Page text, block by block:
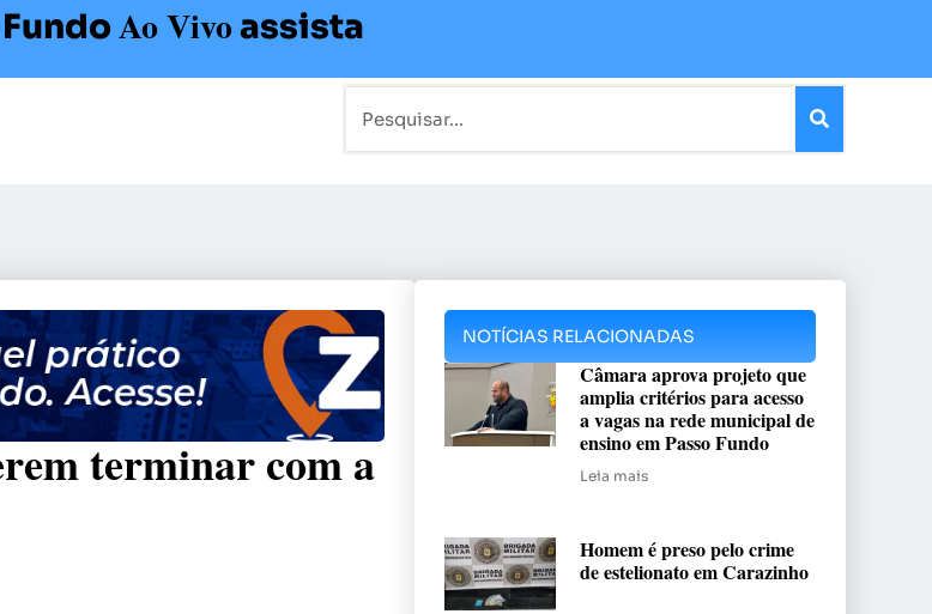
Ao Vivoassista
terminar com a
NOTÍCIAS RELACIONADAS
Câmara aprova projeto que
amplia critérios para acesso
a vagas na rede municipal de
ensino em Passo Fundo
Leia mais
Homem é preso pelo crime
de estelionato em Carazinho